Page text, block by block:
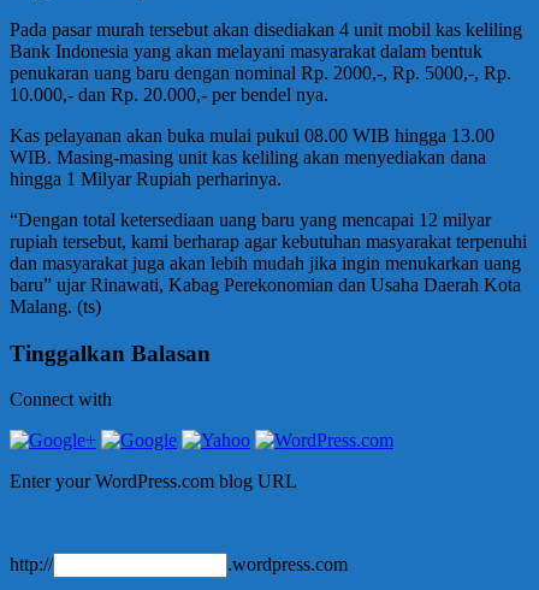
Pada pasar murah tersebut akan disediakan 4 unit mobil kas keliling
Bank Indonesia yang akan melayani masyarakat dalam bentuk
penukaran uang baru dengan nominal Rp. 2000,-, Rp. 5000,-, Rp.
10.000,- dan Rp. 20.000,- per bendel nya.
Kas pelayanan akan buka mulai pukul 08.00 WIB hingga 13.00
WIB. Masing-masing unit kas keliling akan menyediakan dana
hingga 1 Milyar Rupiah perharinya.
“Dengan total ketersediaan uang baru yang mencapai 12 milyar
rupiah tersebut, kami berharap agar kebutuhan masyarakat terpenuhi
dan masyarakat juga akan lebih mudah jika ingin menukarkan uang
baru” ujar Rinawati, Kabag Perekonomian dan Usaha Daerah Kota
Malang. (ts)
Tinggalkan Balasan
Connect with
Enter your WordPress.com blog URL
http:// .wordpress.com